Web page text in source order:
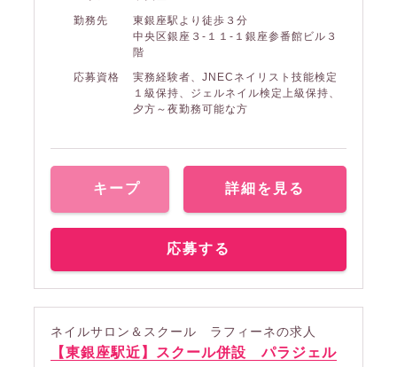
勤務先
東銀座駅より徒歩３分
中央区銀座３-１１-１銀座参番館ビル３
階
応募資格
実務経験者、JNECネイリスト技能検定
１級保持、ジェルネイル検定上級保持、
夕方～夜勤務可能な方
キープ 詳細を見る
応募する
ネイルサロン＆スクール ラフィーネの求人
【東銀座駅近】スクール併設 パラジェル